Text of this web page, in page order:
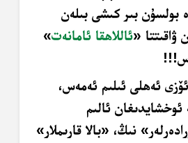
بولسۇن بىر كىشى بىلەن
ۋاقىتتا «ئاللاھقا ئامانەت»
ئەھلى ئىلىم ئەمەس،
ئوخشايدىغان ئالىم
نىڭ، «بالا قارىملار»